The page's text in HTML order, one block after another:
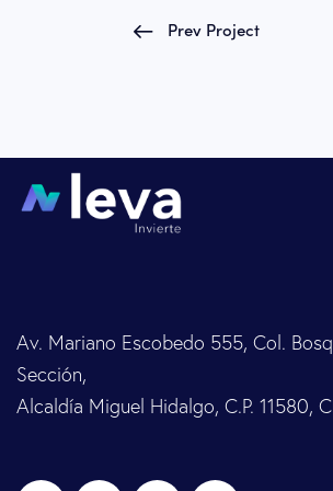
Prev Project
Av. Mariano Escobedo 555, Col.
Sección,
Alcaldía Miguel Hidalgo, C.P. 11580,